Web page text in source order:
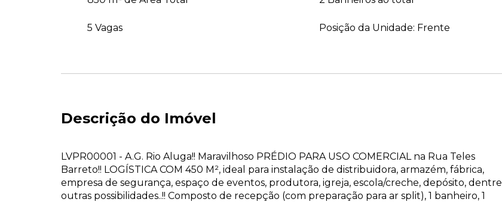
5 Vagas Posição da Unidade: Frente
Descrição do Imóvel
LVPR00001 - A.G. Rio Aluga!! Maravilhoso PRÉDIO PARA USO COMERCIAL na Rua Teles
Barreto!! LOGÍSTICA COM 450 M², ideal para instalação de distribuidora, armazém, fábrica,
empresa de segurança, espaço de eventos, produtora, igreja, escola/creche, depósito, dentre
outras possibilidades..!! Composto de recepção (com preparação para ar split), 1 banheiro, 1